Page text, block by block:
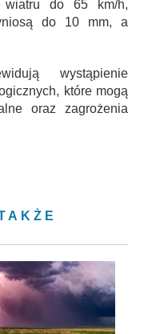
wiatru do 65 km/h,
do 10 mm, a
wystąpienie
które mogą
oraz zagrożenia